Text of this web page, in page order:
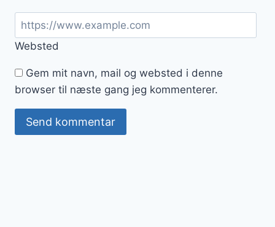
Websted
Gem mit navn, mail og websted i denne
browser til næste gang jeg kommenterer.